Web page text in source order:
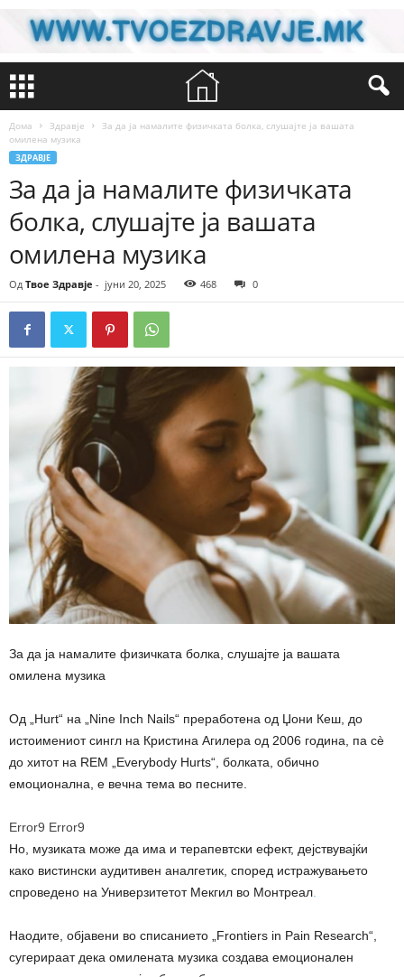
Дома Здравје
За да ја намалите физичката болка, слушајте ја вашата
омилена музика
ЗДРАВЈЕ
За да ја намалите физичката
болка, слушајте ја вашата
омилена музика
Од Твое Здравје - јуни 20, 2025 468 0
За да ја намалите физичката болка, слушајте ја вашата
омилена музика
Од „Hurt“ на „Nine Inch Nails“ преработена од Џони Кеш, до
истоимениот сингл на Кристина Агилера од 2006 година, па сè
до хитот на REM „Everybody Hurts“, болката, обично
емоционална, е вечна тема во песните.
Error9 Error9
Но, музиката може да има и терапевтски ефект, дејствувајќи
како вистински аудитивен аналгетик, според истражувањето
спроведено на Универзитетот Мекгил во Монтреал.
Наодите, објавени во списанието „Frontiers in Pain Research“,
сугерираат дека омилената музика создава емоционален